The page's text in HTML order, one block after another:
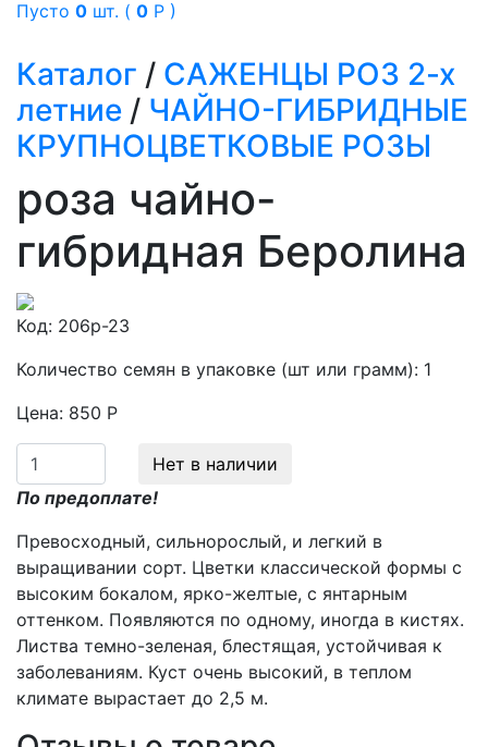
Пусто 0 шт. ( 0 Р )
Каталог / САЖЕНЦЫ РОЗ 2-х
летние / ЧАЙНО-ГИБРИДНЫЕ
КРУПНОЦВЕТКОВЫЕ РОЗЫ
роза чайно-
гибридная Беролина
Код: 206р-23
Количество семян в упаковке (шт или грамм): 1
Цена: 850 Р
Нет в наличии
По предоплате!
Превосходный, сильнорослый, и легкий в
выращивании сорт. Цветки классической формы с
высоким бокалом, ярко-желтые, с янтарным
оттенком. Появляются по одному, иногда в кистях.
Листва темно-зеленая, блестящая, устойчивая к
заболеваниям. Куст очень высокий, в теплом
климате вырастает до 2,5 м.